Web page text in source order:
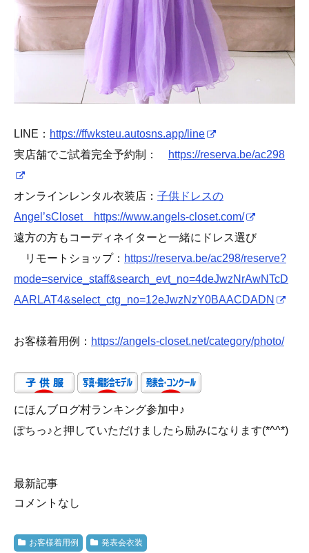
LINE： https://ffwksteu.autosns.app/line
実店舗でご試着完全予約制：
https://reserva.be/ac298
オンラインレンタル衣装店： 子供ドレスの
Angel’sCloset https://www.angels-closet.com/
遠方の方もコーディネイターと一緒にドレス選び
リモートショップ： https://reserva.be/ac298/reserve?
mode=service_staff&search_evt_no=4deJwzNrAwNTcD
AARLAT4&select_ctg_no=12eJwzNzY0BAACDADN
お客様着用例： https://angels-closet.net/category/photo/
にほんブログ村ランキング参加中♪
ぽちっ♪と押していただけましたら励みになります(*^^*)
最新記事
コメントなし
お客様着用例 発表会衣装